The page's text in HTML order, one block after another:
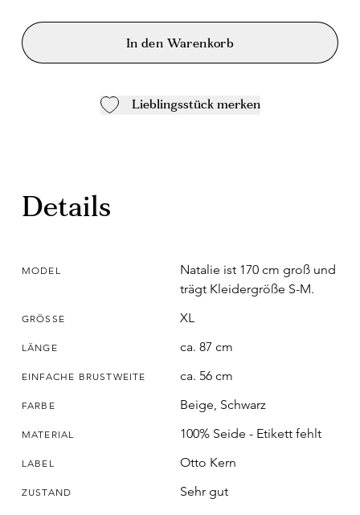
In den Warenkorb
Lieblingsstück merken
Details
MODEL
Natalie ist 170 cm groß und
trägt Kleidergröße S-M.
GRÖSSE XL
LÄNGE ca. 87 cm
EINFACHE BRUSTWEITE ca. 56 cm
FARBE Beige, Schwarz
MATERIAL 100% Seide - Etikett fehlt
LABEL Otto Kern
ZUSTAND Sehr gut